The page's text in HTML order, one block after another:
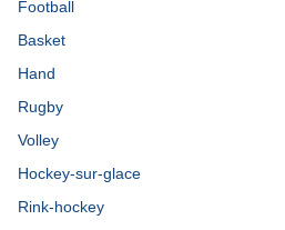
Football
Basket
Hand
Rugby
Volley
Hockey-sur-glace
Rink-hockey